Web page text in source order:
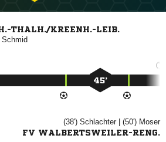
THALH./KREENH.-LEIB.

45’
(38') | (50') 
FV WALBERTSWEILER-RENG.